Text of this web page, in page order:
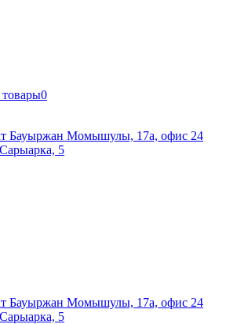
0
Бауыржан Момышулы, 17а, офис 24
5
Бауыржан Момышулы, 17а, офис 24
5